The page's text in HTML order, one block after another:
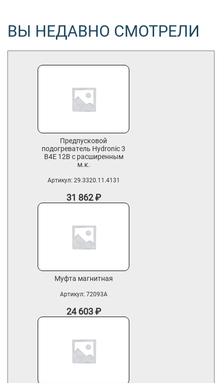
ВЫ НЕДАВНО СМОТРЕЛИ
Предпусковой
подогреватель Hydronic 3
B4E 12В с расширенным
м.к.
Артикул: 29.3320.11.4131
31 862₽
Муфта магнитная
Артикул: 72093A
24 603₽